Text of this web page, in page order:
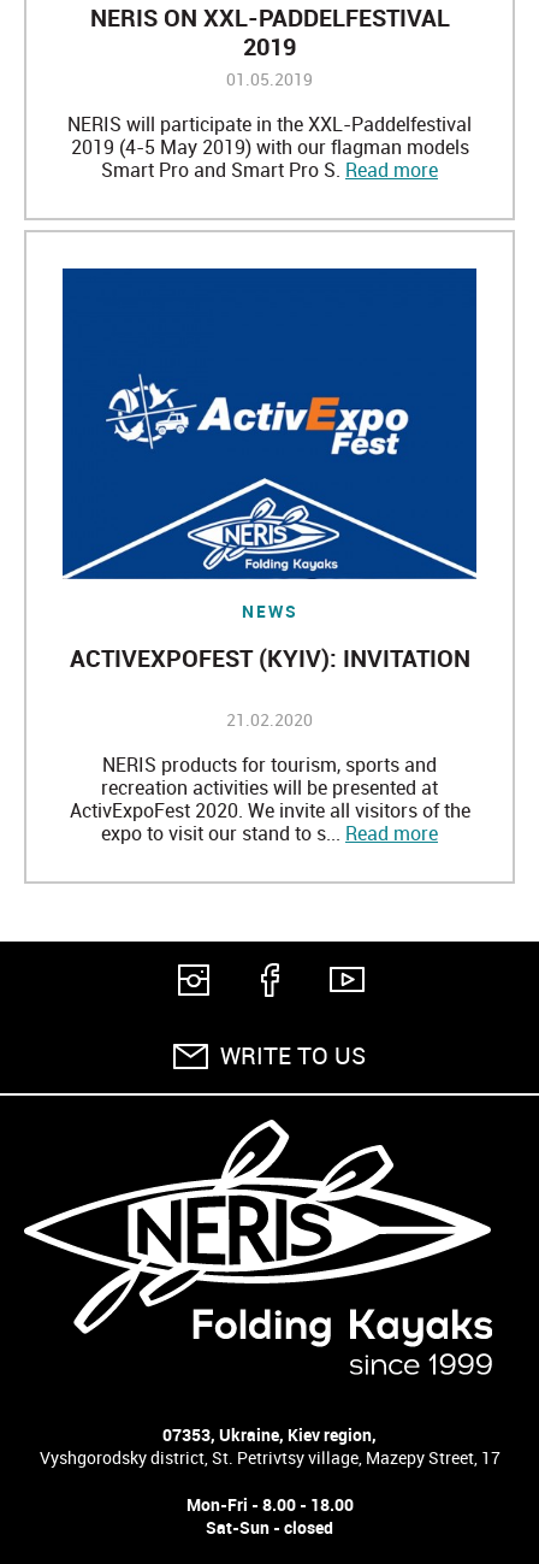
NERIS ON XXL-PADDELFESTIVAL
2019
01.05.2019
NERIS will participate in the XXL-Paddelfestival
2019 (4-5 May 2019) with our flagman models
Smart Pro and Smart Pro S. Read more
NEWS
ACTIVEXPOFEST (KYIV): INVITATION
21.02.2020
NERIS products for tourism, sports and
recreation activities will be presented at
ActivExpoFest 2020. We invite all visitors of the
expo to visit our stand to s... Read more
WRITE TO US
07353, Ukraine, Kiev region,
Vyshgorodsky district, St. Petrivtsy village, Mazepy Street, 17
Mon-Fri - 8.00 - 18.00
Sat-Sun - closed